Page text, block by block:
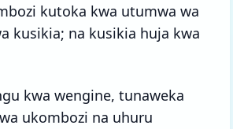
kutoka kwa utumwa wa
kusikia; na kusikia huja kwa
kwa wengine, tunaweka
ukombozi na uhuru